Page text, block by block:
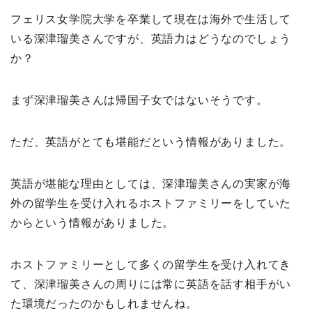
フェリス女学院大学を卒業して現在は海外で生活して
いる深津瑠美さんですが、英語力はどうなのでしょう
か？
まず深津瑠美さんは帰国子女ではないそうです。
ただ、英語がとても堪能だという情報がありました。
英語が堪能な理由としては、深津瑠美さんの実家が海
外の留学生を受け入れるホストファミリーをしていた
からという情報がありました。
ホストファミリーとして多くの留学生を受け入れてき
て、深津瑠美さんの周りには常に英語を話す相手がい
た環境だったのかもしれませんね。